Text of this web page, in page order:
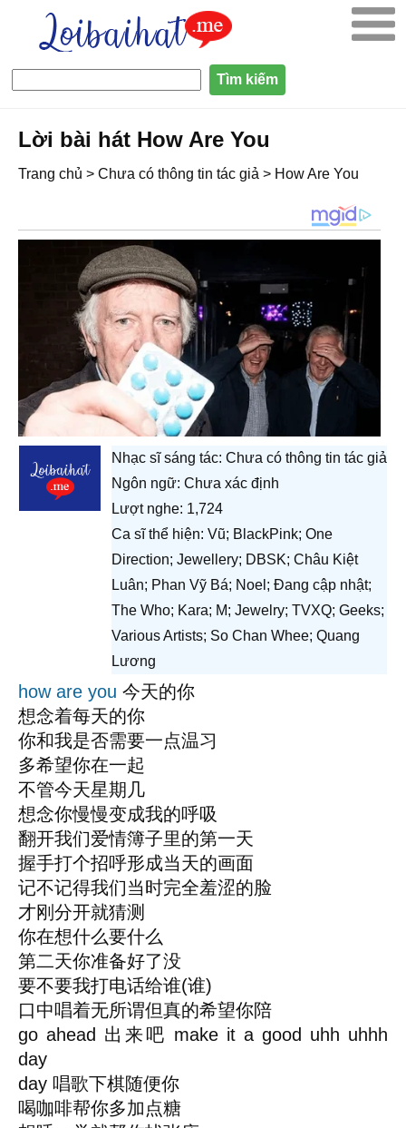
Lời bài hát How Are You
Trang chủ > Chưa có thông tin tác giả > How Are You
Nhạc sĩ sáng tác: Chưa có thông tin tác giả
Ngôn ngữ: Chưa xác định
Lượt nghe: 1,724
Ca sĩ thể hiện: Vũ; BlackPink; One
Direction; Jewellery; DBSK; Châu Kiệt
Luân; Phan Vỹ Bá; Noel; Đang cập nhật;
The Who; Kara; M; Jewelry; TVXQ; Geeks;
Various Artists; So Chan Whee; Quang
Lương
how are you 今天的你
想念着每天的你
你和我是否需要一点温习
多希望你在一起
不管今天星期几
想念你慢慢变成我的呼吸
翻开我们爱情簿子里的第一天
握手打个招呼形成当天的画面
记不记得我们当时完全羞涩的脸
才刚分开就猜测
你在想什么要什么
第二天你准备好了没
要不要我打电话给谁(谁)
口中唱着无所谓但真的希望你陪
go ahead 出来吧 make it a good uhh uhhh
day
day 唱歌下棋随便你
喝咖啡帮你多加点糖